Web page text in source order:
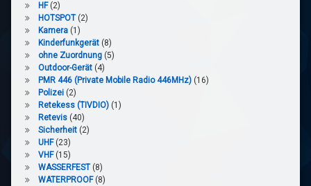
HF (2)
HOTSPOT (2)
Kamera (1)
Kinderfunkgerät (8)
ohne Zuordnung (5)
Outdoor-Gerät (4)
PMR 446 (Private Mobile Radio 446MHz) (16)
Polizei (2)
Retekess (TIVDIO) (1)
Retevis (40)
Sicherheit (2)
UHF (23)
VHF (15)
WASSERFEST (8)
WATERPROOF (8)